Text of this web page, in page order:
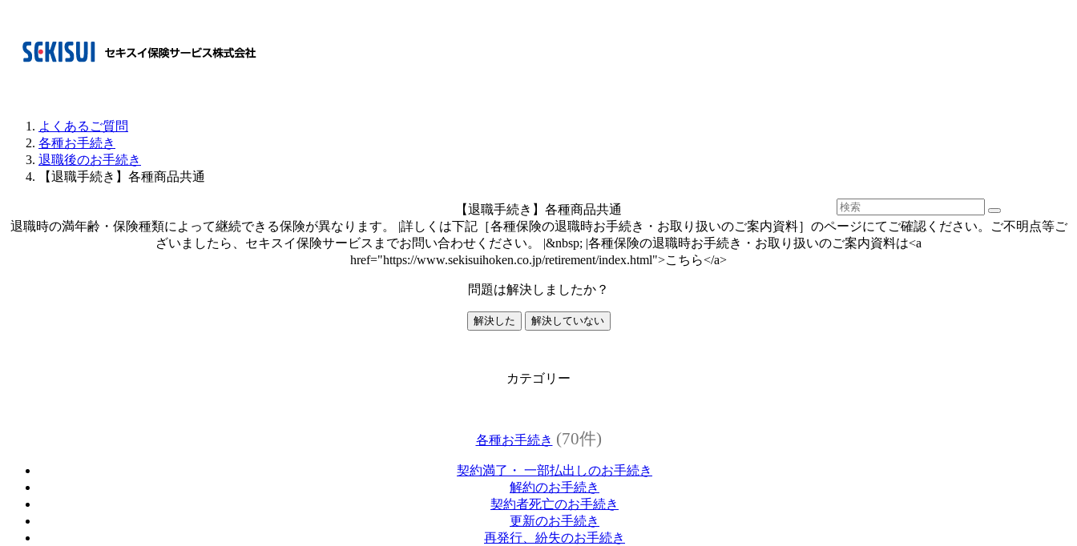
よくあるご質問
各種お手続き
退職後のお手続き
【退職手続き】各種商品共通
【退職手続き】各種商品共通
退職時の満年齢・保険種類によって継続できる保険が異なります。 |詳しくは下記［各種保険の退職時お手続き・お取り扱いのご案内資料］のページにてご確認ください。ご不明点等ご
ざいましたら、セキスイ保険サービスまでお問い合わせください。 |&nbsp; |各種保険の退職時お手続き・お取り扱いのご案内資料は<a
href="https://www.sekisuihoken.co.jp/retirement/index.html">こちら</a>
問題は解決しましたか？
解決した 解決していない
カテゴリー
各種お手続き (70件)
契約満了・ 一部払出しのお手続き
解約のお手続き
契約者死亡のお手続き
更新のお手続き
再発行、紛失のお手続き